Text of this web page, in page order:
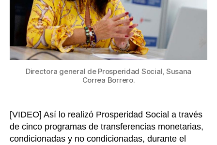
10
Directora general de Prosperidad Social, Susana
Correa Borrero.
[VIDEO] Así lo realizó Prosperidad Social a través
de cinco programas de transferencias monetarias,
condicionadas y no condicionadas, durante el